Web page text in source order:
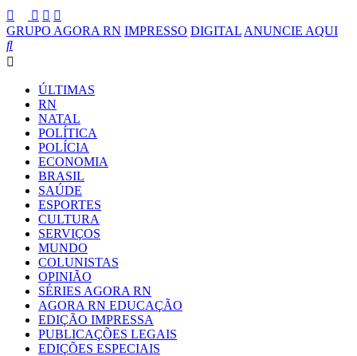
GRUPO AGORA RN IMPRESSO DIGITAL ANUNCIE AQUI
ÚLTIMAS
RN
NATAL
POLÍTICA
POLÍCIA
ECONOMIA
BRASIL
SAÚDE
ESPORTES
CULTURA
SERVIÇOS
MUNDO
COLUNISTAS
OPINIÃO
SÉRIES AGORA RN
AGORA RN EDUCAÇÃO
EDIÇÃO IMPRESSA
PUBLICAÇÕES LEGAIS
EDIÇÕES ESPECIAIS